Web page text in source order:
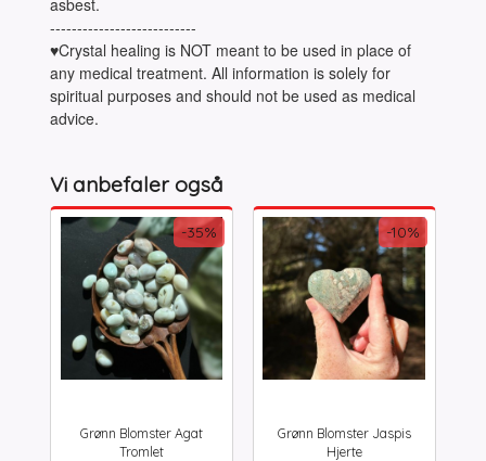
---------------------------
♥Crystal healing is NOT meant to be used in place of
any medical treatment. All information is solely for
spiritual purposes and should not be used as medical
advice.
Vi anbefaler også
Grønn Blomster Agat
Tromlet
-35%
Grønn Blomster Jaspis
Hjerte
-10%